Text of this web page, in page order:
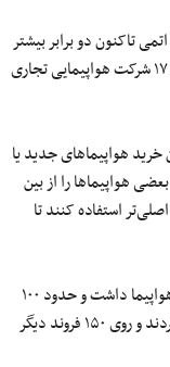
تاکنون دو برابر بیشتر
از کل ناوگان هواپیمایی است که در حال حاضر توسط ۱۷ شرکت هواپیمایی تجاری
هواپیماهای جدید یا
هواپیماها را از بین
استفاده کنند تا
به نظر می‎رسید ناوگان هوایی ایران تا پیش از این ۲۵۰ هواپیما داشت و حدود ۱۰۰
فروند هواپیما زمین‌گیر بود و قطعات آنها را جدا می‌کردند و روی ۱۵۰ فروند دیگر